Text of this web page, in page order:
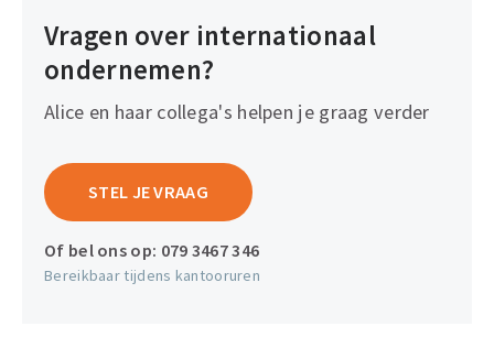
Vragen over internationaal
ondernemen?
Alice en haar collega's helpen je graag verder
STEL JE VRAAG
Of bel ons op: 079 3467 346
Bereikbaar tijdens kantooruren